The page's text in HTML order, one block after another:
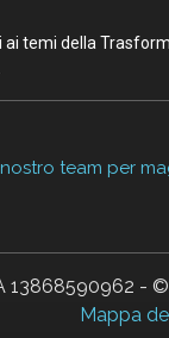
temi della
team per
-
Mappa